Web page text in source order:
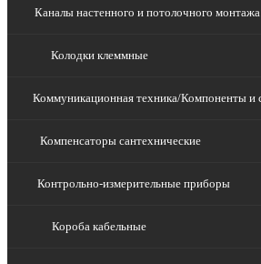
Каналы настенного и потолочного монтажа
Колодки клеммные
Коммуникационная техника/Компоненты и
Компенсаторы сантехнические
Контрольно-измерительные приборы
Короба кабельные